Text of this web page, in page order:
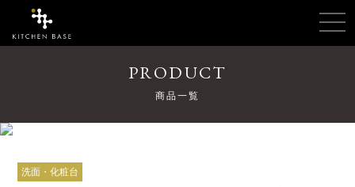
PRODUCT
商品一覧
洗面・化粧台